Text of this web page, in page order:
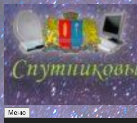
Перейти
к
содержимому
Меню